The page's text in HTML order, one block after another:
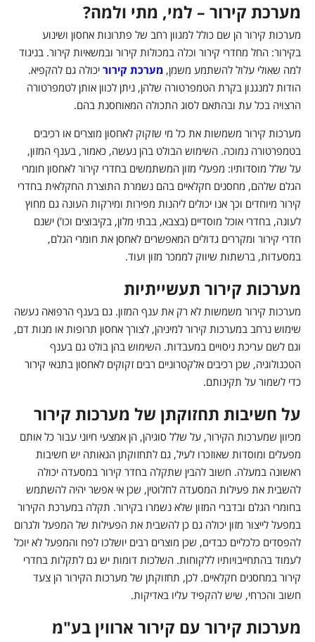
מערכת קירור – למי, מתי ולמה?
מערכות קירור הן שם כולל למגוון רחב של פתרונות אחסון ושינוע
בקירור: החל מחדרי קירור וכלה במכולות קירור ובמשאיות קירור. בניגוד
למה שאולי עלול להשתמע משמן, מערכת קירור יכולה גם להקפיא.
הודות למנגנון בקרת הטמפרטורה שלהן, ניתן לכוון אותן לטמפרטורה
הרצויה בכל עת ובהתאם לסוג התכולה המאוחסנת בהם.
מערכות קירור משמשות את כל מי שזקוק לאחסון מוצרים או רכיבים
בטמפרטורה נמוכה. השימוש הבולט בהן נעשה, כאמור, בענף המזון,
על שלל מוסדותיו: מפעלי מזון המשתמשים בחדרי קירור לאחסון חומרי
הגלם שלהם, מחסנים חקלאיים בהם נשמרת התוצרת החקלאית בחדרי
קירור מיוחדים וכך אנו יכולים ליהנות מפירות ומירקות העונה גם מחוץ
לעונה, בחדרי אוכל מוסדיים (בצבא, בבתי מלון, בקיבוצים וכו') ישנם
חדרי קירור ומקררים גדולים המאפשרים לאחסן את חומרי הגלם,
במסעדות, ברשתות שיווק לממכר מזון ועוד.
מערכות קירור תעשייתיות
מערכות קירור משמשות לא רק את ענף המזון. גם בענף הרפואה נעשה
שימוש נרחב במערכות קירור למיניהן, לצורך אחסון תרופות או מנות דם,
וגם לשם עריכת ניסויים במעבדות. השימוש בהן בולט גם בענף
הטכנולוגיה, שכן רכיבים אלקטרוניים רבים זקוקים לאחסון בתנאי קירור
כדי לשמור על תקינותם.
על חשיבות תחזוקתן של מערכות קירור
מכיוון שמערכות הקירור, על שלל סוגיהן, הן אמצעי חיוני עבור כל אותם
מפעלים ומוסדות שאוזכרו לעיל, גם לתחזוקתן הנאותה יש חשיבות
ראשונה במעלה. חשוב להבין שתקלה בחדר קירור במסעדה יכולה
להשבית את פעילות המסעדה לחלוטין, שכן אי אפשר יהיה להשתמש
בחומרי הגלם ובדברי המזון שלא נשמרו בקירור. תקלה במערכת הקירור
במפעל לייצור מזון יכולה גם כן להשבית את הפעילות של המפעל ולגרום
להפסדים כלכליים כבדים, שכן מוצרים רבים יושלכו לפח והמפעל לא יוכל
לעמוד בהתחייבויותיו ללקוחות. השלכות דומות יש גם לתקלות בחדרי
קירור במחסנים חקלאיים. לכן, תחזוקתן של מערכות הקירור הן צעד
חשוב והכרחי, שיש להקפיד עליו באדיקות.
מערכות קירור עם קירור ארווין בע"מ